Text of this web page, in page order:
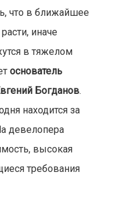
что в ближайшее
иначе
в тяжелом
основатель
Богданов.
находится за
девелопера
высокая
требования